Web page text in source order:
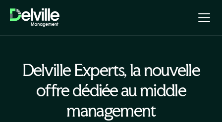
Delville Experts, la nouvelle
offre dédiée au middle
management